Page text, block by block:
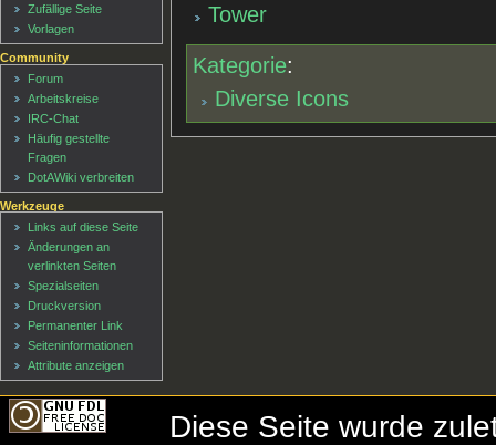
Tower
Kategorie:
Diverse Icons
Zufällige Seite
Vorlagen
Community
Forum
Arbeitskreise
IRC-Chat
Häufig gestellte
Fragen
DotAWiki verbreiten
Werkzeuge
Links auf diese Seite
Änderungen an
verlinkten Seiten
Spezialseiten
Druckversion
Permanenter Link
Seiten­informationen
Attribute anzeigen
Diese Seite wurde